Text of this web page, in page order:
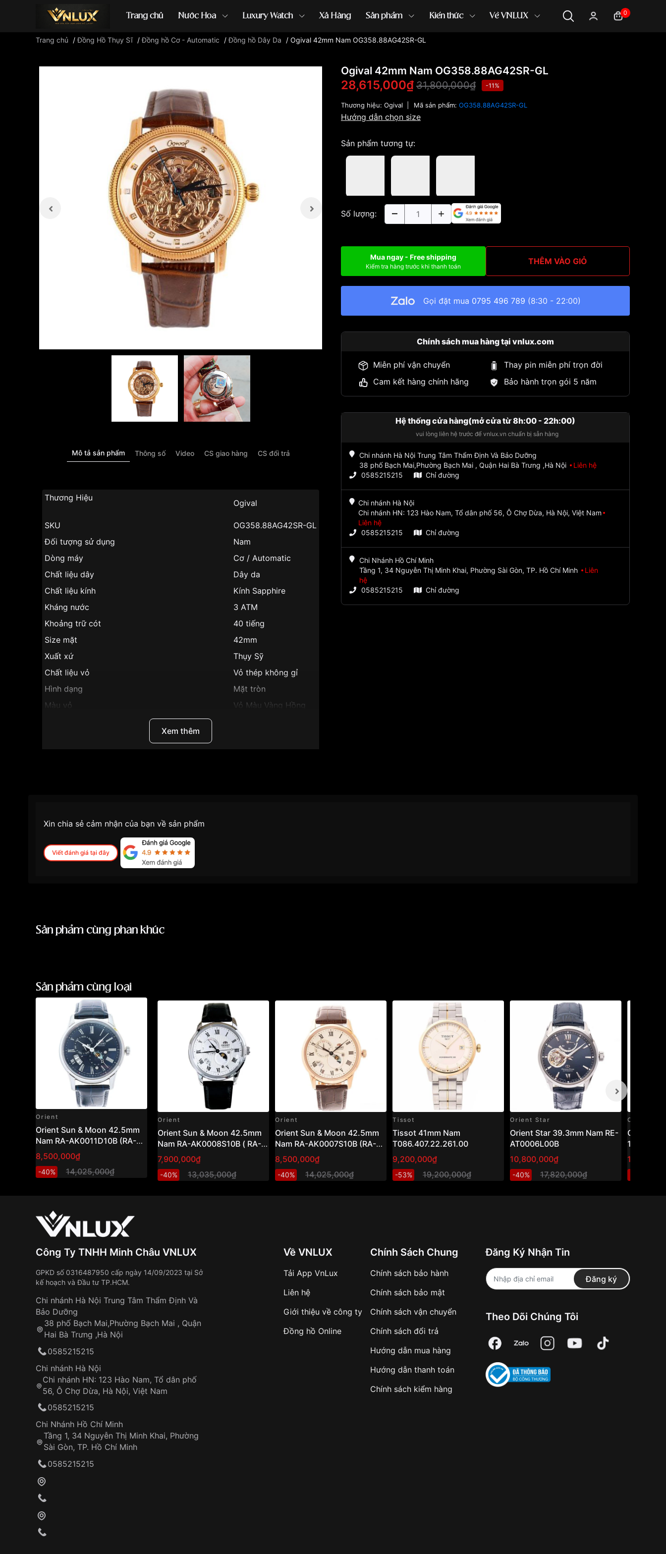
Trang chủ Nước Hoa Luxury Watch Xả Hàng Sản phẩm Kiến thức Về VNLUX 0
Đồng hồ casio đồng hồ G-Shock đồng hồ Orient ...
Trang chủ /Đồng Hồ Thụy Sĩ /Đồng hồ Cơ - Automatic /Đồng hồ Dây Da / Ogival 42mm Nam OG358.88AG42SR-GL
Mô tả sản phẩm Thông số Video CS giao hàng CS đổi trả
Thương Hiệu
Ogival
SKU
OG358.88AG42SR-GL
Đối tượng sử dụng
Nam
Dòng máy
Cơ / Automatic
Chất liệu dây
Dây da
Chất liệu kính
Kính Sapphire
Kháng nước
3 ATM
Khoảng trữ cót
40 tiếng
Size mặt
42mm
Xuất xứ
Thụy Sỹ
Chất liệu vỏ
Vỏ thép không gỉ
Hình dạng
Mặt tròn
Màu vỏ
Vỏ Màu Vàng Hồng
Xem thêm
Ogival 42mm Nam OG358.88AG42SR-GL
28,615,000₫ 31,800,000₫ -11%
Thương hiệu: Ogival Mã sản phẩm: OG358.88AG42SR-GL
Hướng dẫn chọn size
Sản phẩm tương tự:
Số lượng:
Mua ngay - Free shipping
Kiểm tra hàng trước khi thanh toán THÊM VÀO GIỎ
Gọi đặt mua 0795 496 789 (8:30 - 22:00)
Chính sách mua hàng tại vnlux.com
Miễn phí vận chuyển
Thay pin miễn phí trọn đời
Cam kết hàng chính hãng
Bảo hành trọn gói 5 năm
Hệ thống cửa hàng(mở cửa từ 8h:00 - 22h:00)
vui lòng liên hệ trước để vnlux.vn chuẩn bị sẵn hàng
Chi nhánh Hà Nội Trung Tâm Thẩm Định Và Bảo Dưỡng
38 phố Bạch Mai,Phường Bạch Mai , Quận Hai Bà Trưng ,Hà Nội
Liên hệ
0585215215
Chỉ đường
Chi nhánh Hà Nội
Chi nhánh HN: 123 Hào Nam, Tổ dân phố 56, Ô Chợ Dừa, Hà Nội, Việt Nam
Liên hệ
0585215215
Chỉ đường
Chi Nhánh Hồ Chí Minh
Tầng 1, 34 Nguyễn Thị Minh Khai, Phường Sài Gòn, TP. Hồ Chí Minh
Liên
hệ
0585215215
Chỉ đường
Xin chia sẻ cảm nhận của bạn về sản phẩm
Viết đánh giá tại đây
Sản phẩm cùng phân khúc
Sản phẩm cùng loại
Orient
Orient Sun & Moon 42.5mm
Nam RA-AK0011D10B (RA-
AK0011D30B)
8,500,000₫
-40% 14,025,000₫
Orient
Orient Sun & Moon 42.5mm
Nam RA-AK0008S10B ( RA-
AK0008S30B )
7,900,000₫
-40% 13,035,000₫
Orient
Orient Sun & Moon 42.5mm
Nam RA-AK0007S10B (RA-
AK0007S30B)
8,500,000₫
-40% 14,025,000₫
Tissot
Tissot 41mm Nam
T086.407.22.261.00
9,200,000₫
-53% 19,200,000₫
Orient Star
Orient Star 39.3mm Nam RE-
AT0006L00B
10,800,000₫
-40% 17,820,000₫
Casio
Casio
Công Ty TNHH Minh Châu VNLUX
GPKD số 0316487950 cấp ngày 14/09/2023 tại Sở
kế hoạch và Đầu tư TP.HCM.
Chi nhánh Hà Nội Trung Tâm Thẩm Định Và
Bảo Dưỡng
38 phố Bạch Mai,Phường Bạch Mai , Quận
Hai Bà Trưng ,Hà Nội
0585215215
Chi nhánh Hà Nội
Chi nhánh HN: 123 Hào Nam, Tổ dân phố
56, Ô Chợ Dừa, Hà Nội, Việt Nam
0585215215
Chi Nhánh Hồ Chí Minh
Tầng 1, 34 Nguyễn Thị Minh Khai, Phường
Sài Gòn, TP. Hồ Chí Minh
0585215215
Về VNLUX
Tải App VnLux
Liên hệ
Giới thiệu về công ty
Đồng hồ Online
Chính Sách Chung
Chính sách bảo hành
Chính sách bảo mật
Chính sách vận chuyển
Chính sách đổi trả
Hướng dẫn mua hàng
Hướng dẫn thanh toán
Chính sách kiểm hàng
Đăng Ký Nhận Tin
Đăng ký
Theo Dõi Chúng Tôi